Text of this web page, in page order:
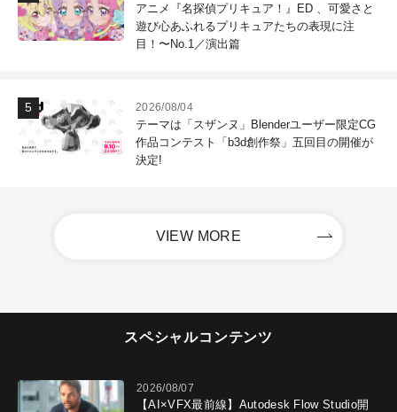
アニメ『名探偵プリキュア！』ED 、可愛さと
遊び心あふれるプリキュアたちの表現に注
目！〜No.1／演出篇
2026/08/04
テーマは「スザンヌ」Blenderユーザー限定CG
作品コンテスト「b3d創作祭」五回目の開催が
決定!
VIEW MORE
スペシャルコンテンツ
2026/08/07
【AI×VFX最前線】Autodesk Flow Studio開